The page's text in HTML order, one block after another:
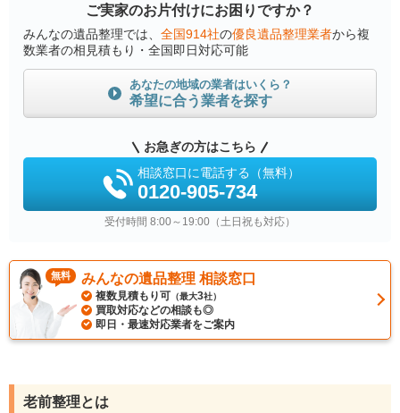
ご実家のお片付けにお困りですか？
みんなの遺品整理では、 全国914社の優良遺品整理業者から複
数業者の相見積もり・全国即日対応可能
あなたの地域の業者はいくら？
希望に合う業者を探す
お急ぎの方はこちら
相談窓口に電話する（無料）
0120-905-734
受付時間 8:00～19:00（土日祝も対応）
無料 みんなの遺品整理 相談窓口
複数見積もり可 （最大3社）
買取対応などの相談も◎
即日・最速対応業者をご案内
老前整理とは